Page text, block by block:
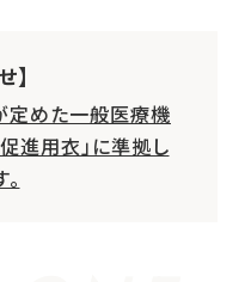
】
めた一般医療機
進用衣」に準拠し